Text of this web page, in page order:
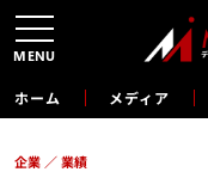
ホーム メディア
企業 業績
MENU